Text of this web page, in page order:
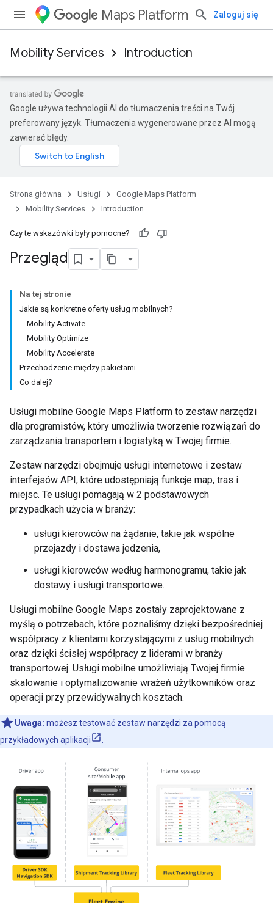
Maps Platform Zaloguj się
Mobility Services Introduction
Google używa technologii AI do tłumaczenia treści na Twój
preferowany język. Tłumaczenia wygenerowane przez AI mogą
zawierać błędy.
Strona główna Usługi
Google Maps Platform
Mobility Services
Introduction
Czy te wskazówki były pomocne?
Przegląd
Na tej stronie
Jakie są konkretne oferty usług mobilnych?
Mobility Activate
Mobility Optimize
Mobility Accelerate
Przechodzenie między pakietami
Co dalej?
Usługi mobilne Google Maps Platform to zestaw narzędzi
dla programistów, który umożliwia tworzenie rozwiązań do
zarządzania transportem i logistyką w Twojej firmie.
Zestaw narzędzi obejmuje usługi internetowe i zestaw
interfejsów API, które udostępniają funkcje map, tras i
miejsc. Te usługi pomagają w 2 podstawowych
przypadkach użycia w branży:
usługi kierowców na żądanie, takie jak wspólne
przejazdy i dostawa jedzenia,
usługi kierowców według harmonogramu, takie jak
dostawy i usługi transportowe.
Usługi mobilne Google Maps zostały zaprojektowane z
myślą o potrzebach, które poznaliśmy dzięki bezpośredniej
współpracy z klientami korzystającymi z usług mobilnych
oraz dzięki ścisłej współpracy z liderami w branży
transportowej. Usługi mobilne umożliwiają Twojej firmie
skalowanie i optymalizowanie wrażeń użytkowników oraz
operacji przy przewidywalnych kosztach.
Uwaga: możesz testować zestaw narzędzi za pomocą
przykładowych aplikacji